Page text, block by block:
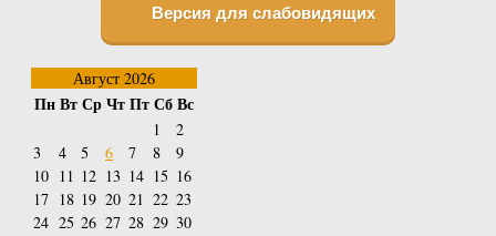
Версия для слабовидящих
Август 2026
ПнВтСрЧтПтСбВс
1
2
3
4 5 6 7 8
9
10 11 12 13 14 15 16
17 18 19 20 21 22 23
24 25 26 27 28 29 30